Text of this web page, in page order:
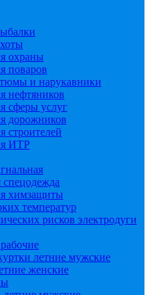
охраны
поваров
и нарукавники
нефтяников
сферы услуг
дорожников
строителей
ИТР
спецодежда
химзащиты
температур
рисков электродуги
летние мужские
женские